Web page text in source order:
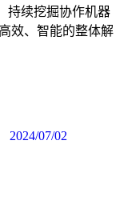
持续挖掘协作机器
效、智能的整体解
2024/07/02